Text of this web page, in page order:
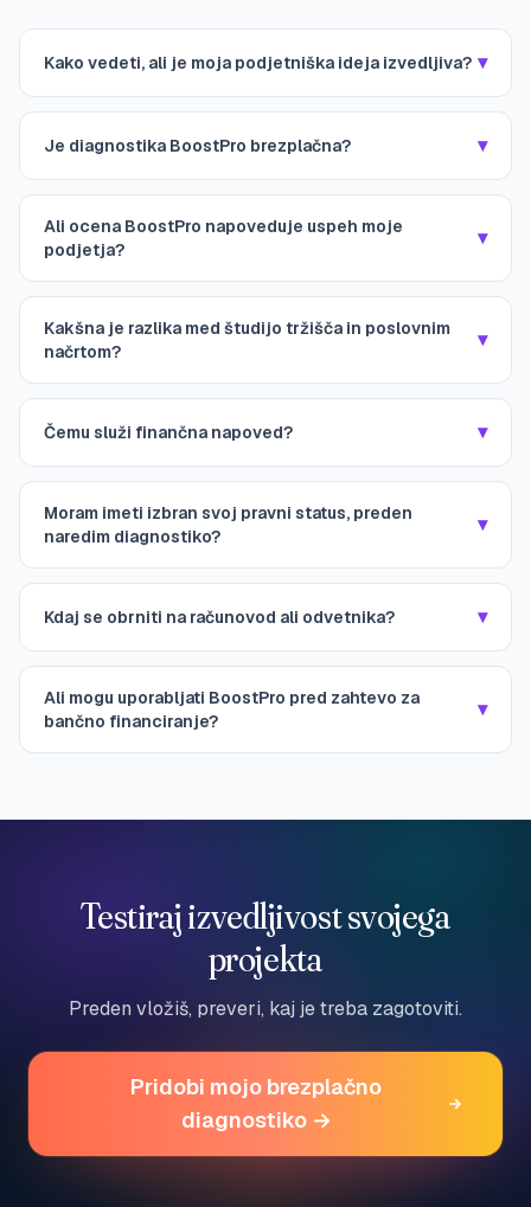
Kako vedeti, ali je moja podjetniška ideja izvedljiva? ▾
Je diagnostika BoostPro brezplačna? ▾
Ali ocena BoostPro napoveduje uspeh moje
podjetja?
▾
Kakšna je razlika med študijo tržišča in poslovnim
načrtom?
▾
Čemu služi finančna napoved? ▾
Moram imeti izbran svoj pravni status, preden
naredim diagnostiko?
▾
Kdaj se obrniti na računovod ali odvetnika? ▾
Ali mogu uporabljati BoostPro pred zahtevo za
bančno financiranje?
▾
Testiraj izvedljivost svojega
projekta
Preden vložiš, preveri, kaj je treba zagotoviti.
Pridobi mojo brezplačno
diagnostiko →